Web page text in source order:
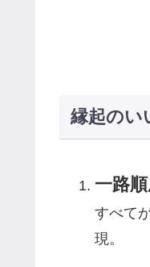
縁起のい
一路
すべて
現。